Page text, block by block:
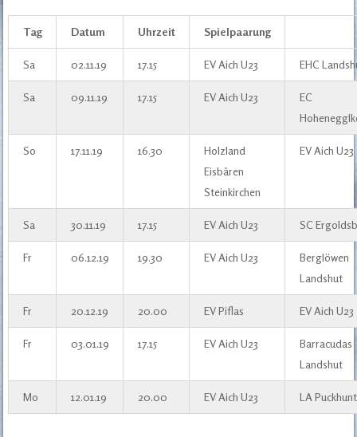
Tag Datum Uhrzeit Spielpaarung
Sa 02.11.19 17.15 EV Aich U23 EHC
Sa 09.11.19 17.15 EV Aich U23
EC
So 17.11.19 16.30
Holzland
Eisbären
Steinkirchen
EV Aich U23
Sa 30.11.19 17.15 EV Aich U23 SC
Fr 06.12.19 19.30 EV Aich U23
Berglöwen
Landshut
Fr 20.12.19 20.00 EV Piflas EV Aich U23
Fr 03.01.19 17.15 EV Aich U23
Barracudas
Landshut
Mo 12.01.19 20.00 EV Aich U23 LA